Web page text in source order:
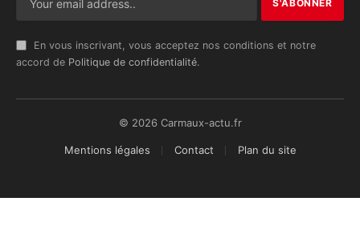
En vous inscrivant, vous acceptez nos conditions et notre
accord de Politique de confidentialité.
© 2026 Carmaux-actu.fr
Mentions légales Contact Plan du site